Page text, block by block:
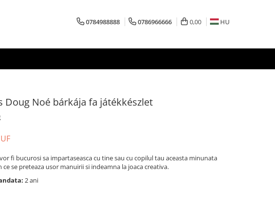
0784988888 0786966666 0,00 HU
Doug Noé bárkája fa játékkészlet
fi bucurosi sa impartaseasca cu tine sau cu copilul tau aceasta minunata
ce se preteaza usor manuirii si indeamna la joaca creativa.
2 ani